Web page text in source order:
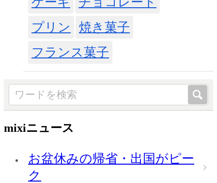
プリン
焼き菓子
フランス菓子
mixiニュース
お盆休みの帰省・出国がピー
ク